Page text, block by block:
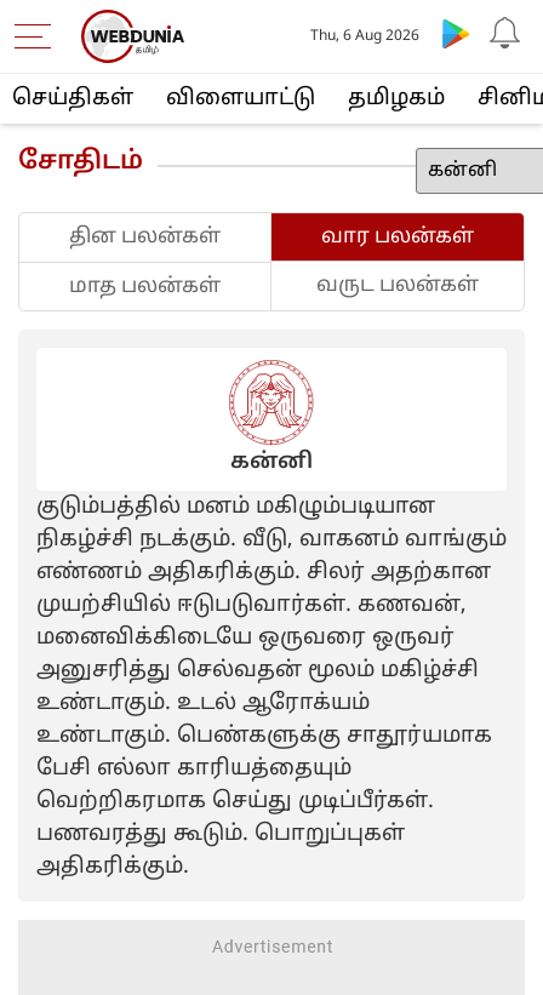
செய்திகள் விளையா‌ட்டு த‌மிழக‌ம்
Thu, 6 Aug 2026
சோதிடம்
தின பலன்கள்
வார பலன்கள்
மாத பலன்கள்
வருட பலன்கள்
கன்னி
குடும்பத்தில் மனம் மகிழும்படியான
நிகழ்ச்சி நடக்கும். வீடு, வாகனம் வாங்கும்
எண்ணம் அதிகரிக்கும். சிலர் அதற்கான
முயற்சியில் ஈடுபடுவார்கள். கணவன்,
மனைவிக்கிடையே ஒருவரை ஒருவர்
அனுசரித்து செல்வதன் மூலம் மகிழ்ச்சி
உண்டாகும். உடல் ஆரோக்யம்
உண்டாகும். பெண்களுக்கு சாதூர்யமாக
பேசி எல்லா காரியத்தையும்
வெற்றிகரமாக செய்து முடிப்பீர்கள்.
பணவரத்து கூடும். பொறுப்புகள்
அதிகரிக்கும்.